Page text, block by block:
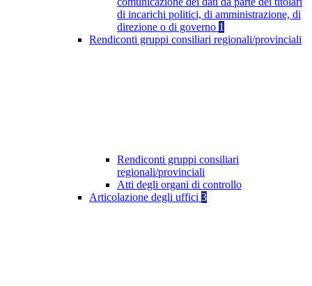
di incarichi politici, di amministrazione, di
direzione o di governo 1
Rendiconti gruppi consiliari regionali/provinciali
Rendiconti gruppi consiliari
regionali/provinciali
Atti degli organi di controllo
Articolazione degli uffici 3